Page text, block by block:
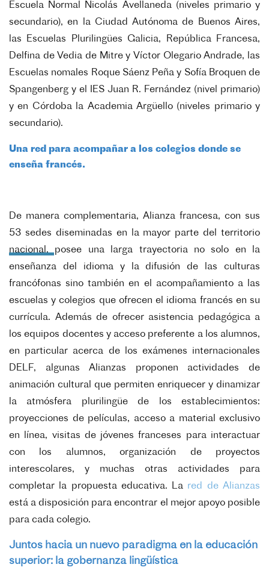
Escuela Normal Nicolás Avellaneda (niveles primario y
secundario), en la Ciudad Autónoma de Buenos Aires,
las Escuelas Plurilingües Galicia, República Francesa,
Delfina de Vedia de Mitre y Víctor Olegario Andrade, las
Escuelas nomales Roque Sáenz Peña y Sofía Broquen de
Spangenberg y el IES Juan R. Fernández (nivel primario)
y en Córdoba la Academia Argüello (niveles primario y
secundario).
Una red para acompañar a los colegios donde se
enseña francés.
De manera complementaria, Alianza francesa, con sus
53 sedes diseminadas en la mayor parte del territorio
nacional, posee una larga trayectoria no solo en la
enseñanza del idioma y la difusión de las culturas
francófonas sino también en el acompañamiento a las
escuelas y colegios que ofrecen el idioma francés en su
currícula. Además de ofrecer asistencia pedagógica a
los equipos docentes y acceso preferente a los alumnos,
en particular acerca de los exámenes internacionales
DELF, algunas Alianzas proponen actividades de
animación cultural que permiten enriquecer y dinamizar
la atmósfera plurilingüe de los establecimientos:
proyecciones de películas, acceso a material exclusivo
en línea, visitas de jóvenes franceses para interactuar
con los alumnos, organización de proyectos
interescolares, y muchas otras actividades para
completar la propuesta educativa. La red de Alianzas
está a disposición para encontrar el mejor apoyo posible
para cada colegio.
Juntos hacia un nuevo paradigma en la educación
superior: la gobernanza lingüística